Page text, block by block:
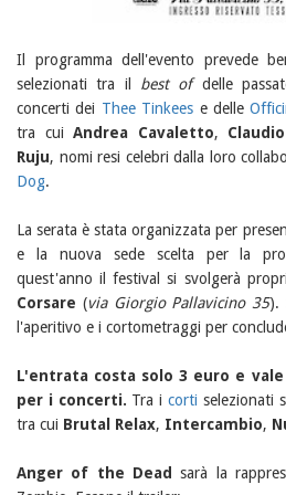
Il programma dell'evento prevede
selezionati tra il best ofdelle
concerti dei Thee Tinkees e delle
tra cuiAndrea Cavaletto,
Ruju, nomi resi celebri dalla loro
Dog.
La serata è stata organizzata per
e la nuova sede scelta per la
quest'anno il festival si svolgerà
Corsare (via Giorgio Pallavicino 35).
l'aperitivo e i cortometraggi per
L'entrata costa solo 3 euro e
per i concerti. Tra icorti selezionati
tra cui Brutal Relax, Intercambio,
Anger of the Dead
sarà la